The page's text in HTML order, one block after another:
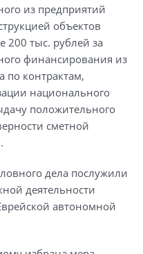
из предприятий
объектов
200 тыс. рублей за
финансирования из
по контрактам,
национального
положительного
сметной
дела послужили
деятельности
автономной